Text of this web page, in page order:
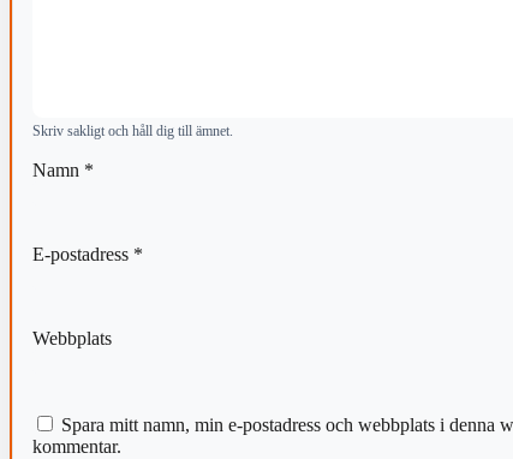
Skriv sakligt och håll dig till ämnet.
Namn *
E-postadress *
Webbplats
Spara mitt namn, min e-postadress och webbplats i denna
kommentar.